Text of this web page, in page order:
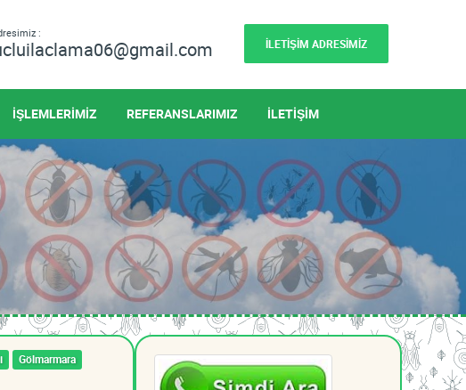
:
İLETİŞİM ADRESİMİZ
İŞLEMLERİMİZ REFERANSLARIMIZ İLETİŞİM
Gölmarmara